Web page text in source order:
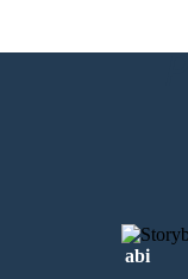
abi